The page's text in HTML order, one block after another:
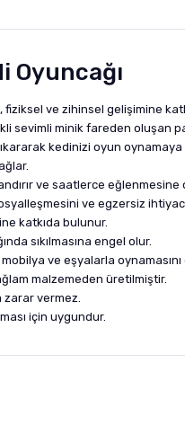
Oyuncağı
ve zihinsel gelişimine
sevimli minik fareden oluşan
kedinizi oyun
ve saatlerce eğlenmesine
ve egzersiz
katkıda bulunur.
sıkılmasına engel olur.
ve eşyalarla oynamasını
malzemeden üretilmiştir.
zarar vermez.
için uygundur.